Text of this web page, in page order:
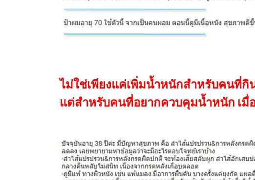
ไม่ใช่เพียงแค่เพิ่มน้ำหนักสำหรับคนที่กิ
แต่สำหรับคนที่อยากควบคุมน้ำหนัก เมื่